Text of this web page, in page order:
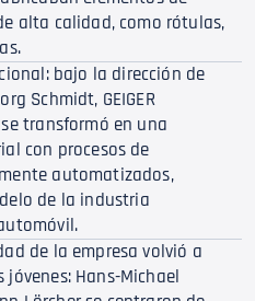
alta calidad, como rótulas,
bajo la dirección de
Schmidt, GEIGER
transformó en una
con procesos de
automatizados,
de la industria
de la empresa volvió a
jóvenes: Hans-Michael